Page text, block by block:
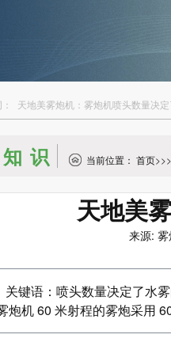
天地美雾炮机：雾炮机喷头数量决定
识 当前位置： 首页>>>
天地美
来源:
关键语：喷头数量决定了水
炮机 60 米射程的雾炮采用